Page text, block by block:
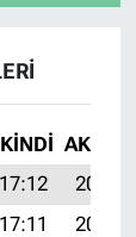
AKŞAM
17:12
20:23
17:11
20:22